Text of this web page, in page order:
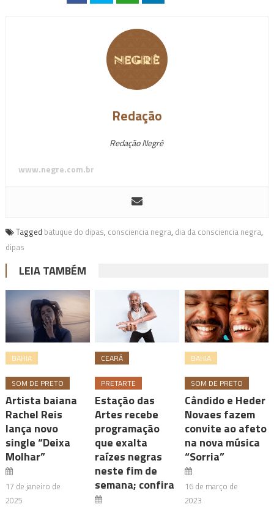
Redação
Redação Negrê
www.negre.com.br
Tagged batuque do dipas, consciencia negra, dia da consciencia negra,
dipas
LEIA TAMBÉM
BAHIA
SOM DE PRETO
Artista baiana
Rachel Reis
lança novo
single “Deixa
Molhar”
17 de janeiro de
2025
CEARÁ
PRETARTE
Estação das
Artes recebe
programação
que exalta
raízes negras
neste fim de
semana; confira
BAHIA
SOM DE PRETO
Cândido e Heder
Novaes fazem
convite ao afeto
na nova música
“Sorria”
16 de março de
2023